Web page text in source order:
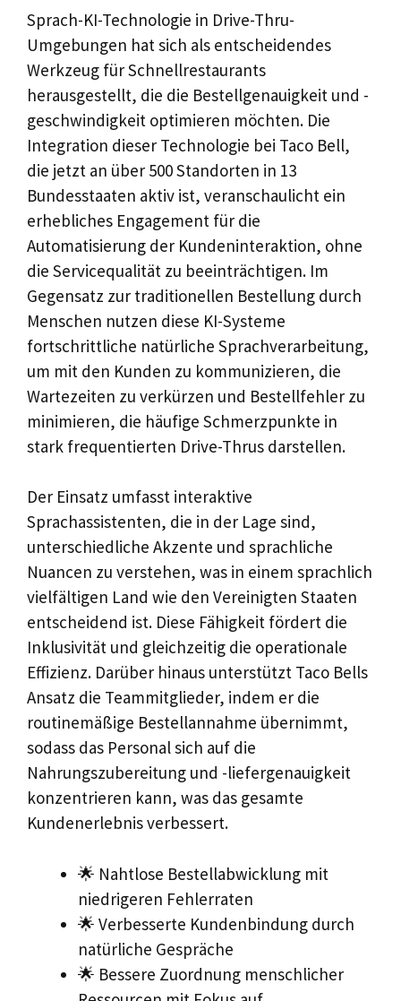
Sprach-KI-Technologie in Drive-Thru-
Umgebungen hat sich als entscheidendes
Werkzeug für Schnellrestaurants
herausgestellt, die die Bestellgenauigkeit und -
geschwindigkeit optimieren möchten. Die
Integration dieser Technologie bei Taco Bell,
die jetzt an über 500 Standorten in 13
Bundesstaaten aktiv ist, veranschaulicht ein
erhebliches Engagement für die
Automatisierung der Kundeninteraktion, ohne
die Servicequalität zu beeinträchtigen. Im
Gegensatz zur traditionellen Bestellung durch
Menschen nutzen diese KI-Systeme
fortschrittliche natürliche Sprachverarbeitung,
um mit den Kunden zu kommunizieren, die
Wartezeiten zu verkürzen und Bestellfehler zu
minimieren, die häufige Schmerzpunkte in
stark frequentierten Drive-Thrus darstellen.
Der Einsatz umfasst interaktive
Sprachassistenten, die in der Lage sind,
unterschiedliche Akzente und sprachliche
Nuancen zu verstehen, was in einem sprachlich
vielfältigen Land wie den Vereinigten Staaten
entscheidend ist. Diese Fähigkeit fördert die
Inklusivität und gleichzeitig die operationale
Effizienz. Darüber hinaus unterstützt Taco Bells
Ansatz die Teammitglieder, indem er die
routinemäßige Bestellannahme übernimmt,
sodass das Personal sich auf die
Nahrungszubereitung und -liefergenauigkeit
konzentrieren kann, was das gesamte
Kundenerlebnis verbessert.
🌟 Nahtlose Bestellabwicklung mit
niedrigeren Fehlerraten
🌟 Verbesserte Kundenbindung durch
natürliche Gespräche
🌟 Bessere Zuordnung menschlicher